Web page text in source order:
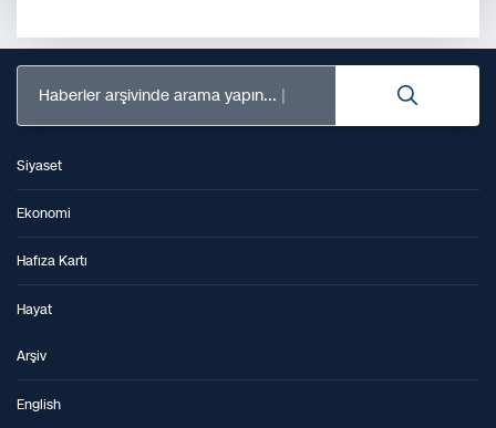
Haberler arşivinde arama yapın...
Siyaset
Ekonomi
Hafıza Kartı
Hayat
Arşiv
English